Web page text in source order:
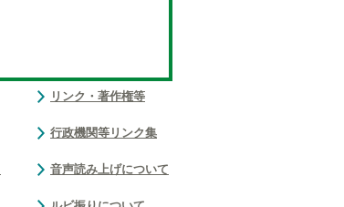
リンク・著作権等
行政機関等リンク集
音声読み上げについて